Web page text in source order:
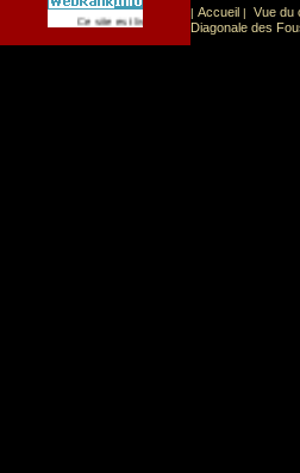
Ce site est list� dans la cat�gorie Sport:
| Accueil | Vue du
Diagonale des